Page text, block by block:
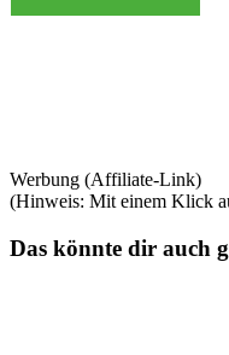
Werbung (Affiliate-Link)
(Hinweis: Mit einem Klick
Das könnte dir auch